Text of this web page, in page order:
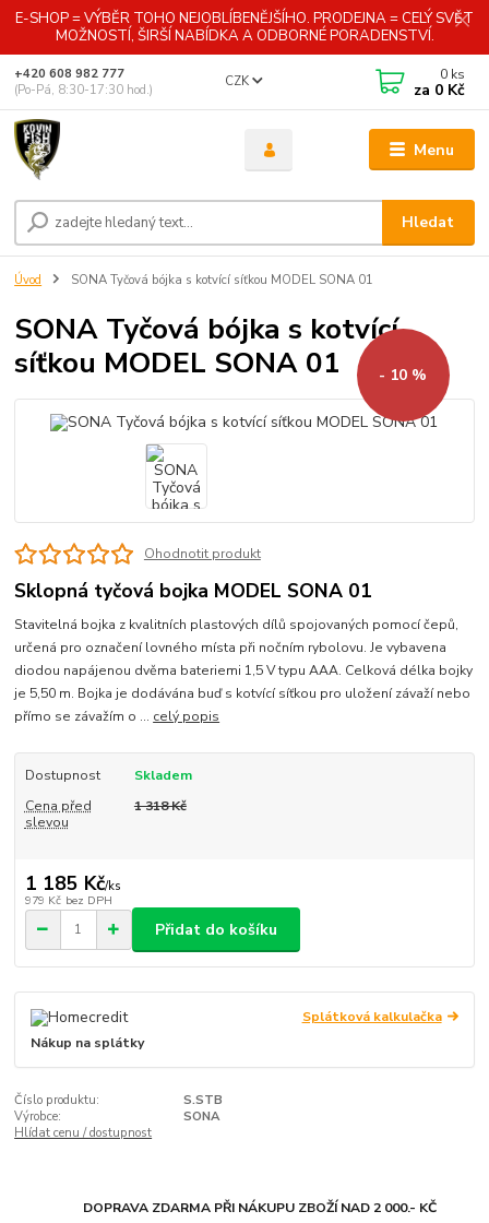
E-SHOP = VÝBĚR TOHO NEJOBLÍBENĚJŠÍHO. PRODEJNA = CELÝ SVĚT
MOŽNOSTÍ, ŠIRŠÍ NABÍDKA A ODBORNÉ PORADENSTVÍ.
Menu
CZK
Hledat
+420 608 982 777
(Po-Pá, 8:30-17:30 hod.)
0 ks
za 0 Kč
Úvod SONA Tyčová bójka s kotvící síťkou MODEL SONA 01
SONA Tyčová bójka s kotvící
síťkou MODEL SONA 01
- 10 %
Ohodnotit produkt
Sklopná tyčová bojka MODEL SONA 01
Stavitelná bojka z kvalitních plastových dílů spojovaných pomocí čepů,
určená pro označení lovného místa při nočním rybolovu. Je vybavena
diodou napájenou dvěma bateriemi 1,5 V typu AAA. Celková délka bojky
je 5,50 m. Bojka je dodávána buď s kotvící síťkou pro uložení závaží nebo
přímo se závažím o ... celý popis
Dostupnost
Skladem
Cena před
slevou
1 318 Kč
1 185 Kč/ks
979 Kč bez DPH
Přidat do košíku
Splátková kalkulačka
Nákup na splátky
Číslo produktu:
S.STB
Výrobce:
SONA
Hlídat cenu / dostupnost
DOPRAVA ZDARMA PŘI NÁKUPU ZBOŽÍ NAD 2 000.- KČ